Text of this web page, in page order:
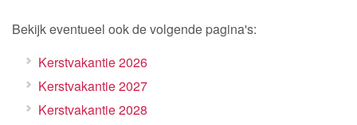
Bekijk eventueel ook de volgende pagina's:
Kerstvakantie 2026
Kerstvakantie 2027
Kerstvakantie 2028